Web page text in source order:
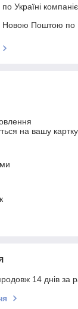
Україні
Новою Поштою по
на вашу картку
14 днів за